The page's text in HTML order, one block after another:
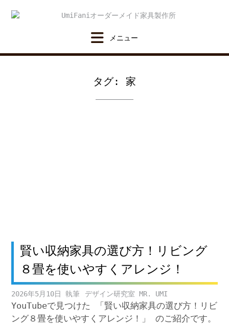
タグ: 家
賢い収納家具の選び方！リビング
８畳を使いやすくアレンジ！
2026年5月10日 デザイン研究室 MR. UMI
YouTubeで見つけた 「賢い収納家具の選び方！リビ
ング８畳を使いやすくアレンジ！」 のご紹介です。